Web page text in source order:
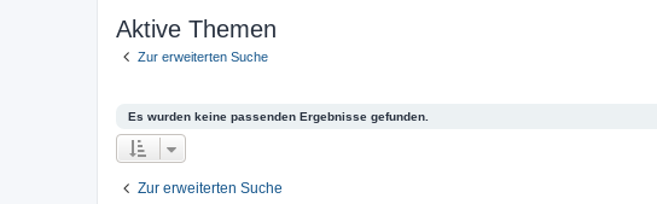
Aktive Themen
Zur erweiterten Suche
Es wurden keine passenden Ergebnisse gefunden.
Zur erweiterten Suche